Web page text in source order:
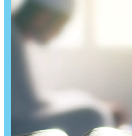
pour
trouver
paix
intérieure
sourates